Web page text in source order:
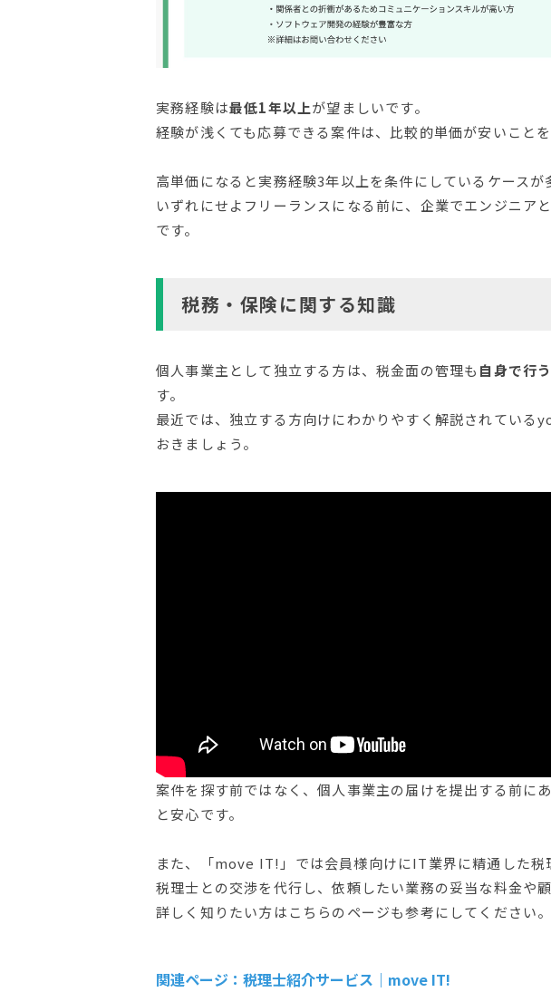
実務経験は最低1年以上が望ましいです。
経験が浅くても応募できる案件は、比較的単価が安いこと
高単価になると実務経験3年以上を条件にしているケースが
いずれにせよフリーランスになる前に、企業でエンジニア
です。
税務・保険に関する知識
個人事業主として独立する方は、税金面の管理も 自身で行う
す。
最近では、独立する方向けにわかりやすく解説されてい
おきましょう。
案件を探す前ではなく、個人事業主の届けを提出する前に
と安心です。
また、「move IT!」では会員様向けにIT業界に精通した税
税理士との交渉を代行し、依頼したい業務の妥当な料金や
詳しく知りたい方はこちらのページも参考にしてください。
関連ページ：税理士紹介サービス｜move IT!